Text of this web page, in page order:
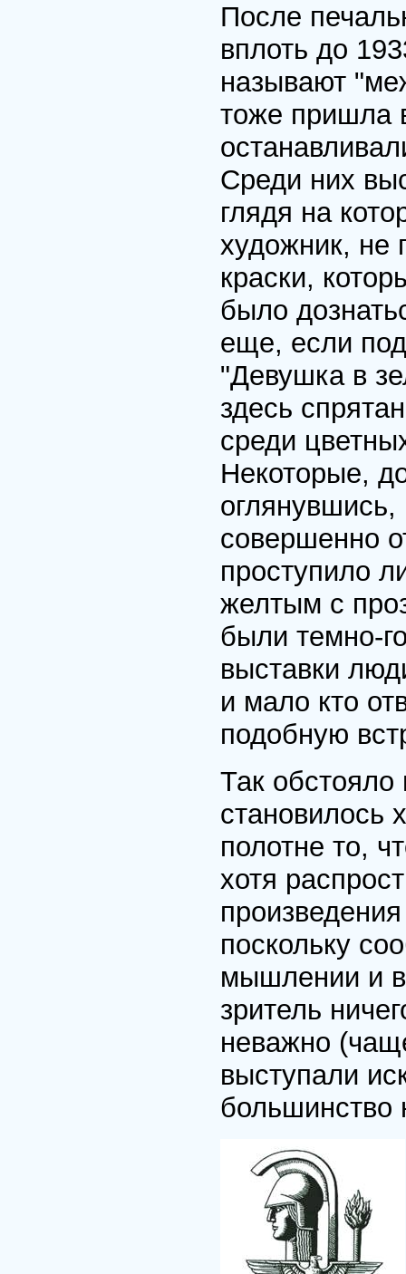
После
вплоть до
называют
тоже пришла
Среди них
глядя на
художник, не
краски,
было
еще, если
"Девушка в
здесь
среди
Некоторые,
оглянувшись,
совершенно
проступило
желтым с
были темно-
выставки
и мало кто
подобную
Так
становилось
полотне то,
хотя
поскольку
мышлении и
зритель
неважно
выступали
большинство